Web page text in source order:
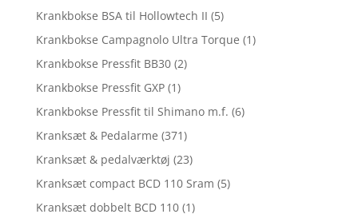
Krankbokse BSA til Hollowtech II (5)
Krankbokse Campagnolo Ultra Torque (1)
Krankbokse Pressfit BB30 (2)
Krankbokse Pressfit GXP (1)
Krankbokse Pressfit til Shimano m.f. (6)
Kranksæt & Pedalarme (371)
Kranksæt & pedalværktøj (23)
Kranksæt compact BCD 110 Sram (5)
Kranksæt dobbelt BCD 110 (1)